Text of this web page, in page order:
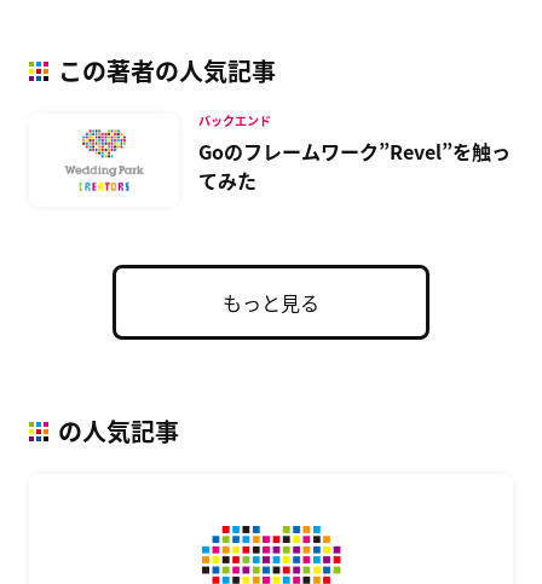
この著者の人気記事
Goのフレームワーク”Revel”を触っ
てみた
バックエンド
もっと見る
の人気記事